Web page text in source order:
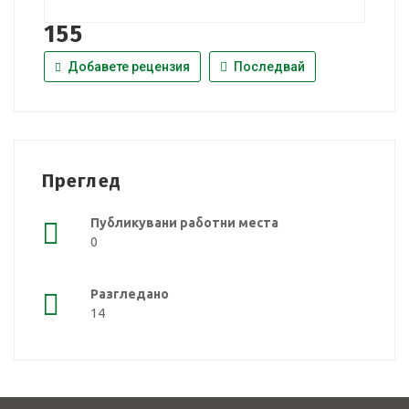
155
Добавете рецензия Последвай
Преглед
Публикувани работни места
0
Разгледано
14